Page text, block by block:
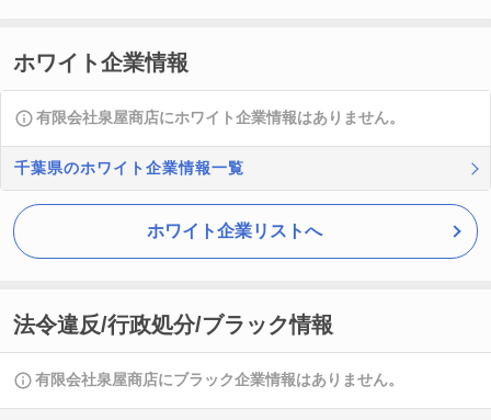
ホワイト企業情報
有限会社泉屋商店にホワイト企業情報はありません。
千葉県のホワイト企業情報一覧
ホワイト企業リストへ
法令違反/行政処分/ブラック情報
有限会社泉屋商店にブラック企業情報はありません。